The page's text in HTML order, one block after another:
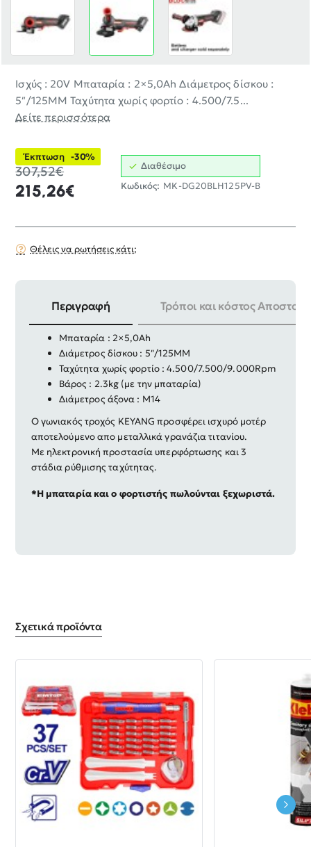
Ισχύς : 20V Μπαταρία : 2×5,0Ah Διάμετρος δίσκου :
5″/125MM Ταχύτητα χωρίς φορτίο : 4.500/7.5...
Δείτε περισσότερα
Έκπτωση -30%
215,26€
307,52€
Διαθέσιμο
Κωδικός: MK-DG20BLH125PV-B
Θέλεις να ρωτήσεις κάτι;
Περιγραφή Τρόποι και κόστος
Ισχύς : 20V
Μπαταρία : 2×5,0Ah
Διάμετρος δίσκου : 5″/125MM
Ταχύτητα χωρίς φορτίο : 4.500/7.500/9.000Rpm
Βάρος : 2.3kg (με την μπαταρία)
Διάμετρος άξονα : M14
Ο γωνιακός τροχός KEYANG προσφέρει ισχυρό μοτέρ
αποτελούμενο απο μεταλλικά γρανάζια τιτανίου.
Με ηλεκτρονική προστασία υπερφόρτωσης και 3
στάδια ρύθμισης ταχύτητας.
*Η μπαταρία και ο φορτιστής πωλούνται ξεχωριστά.
Σχετικά προϊόντα